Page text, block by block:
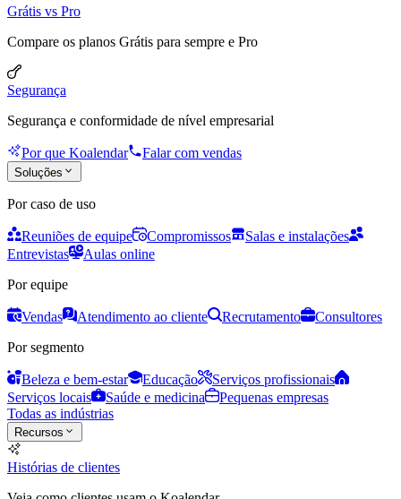
Grátis vs Pro
Compare os planos Grátis para sempre e Pro
Segurança
Segurança e conformidade de nível empresarial
Por que Koalendar Falar com vendas
Soluções
Por caso de uso
Reuniões de equipe Compromissos
Salas e instalações
Entrevistas
Aulas online
Por equipe
Vendas Atendimento ao cliente Recrutamento
Consultores
Por segmento
Beleza e bem-estar Educação
Serviços profissionais
Serviços locais
Saúde e medicina
Pequenas empresas
Todas as indústrias
Recursos
Histórias de clientes